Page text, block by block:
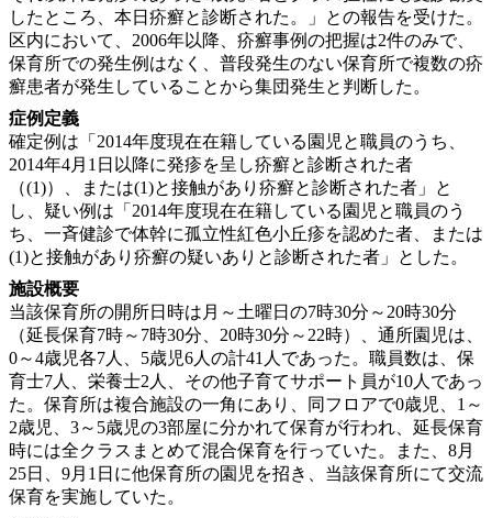
したところ、本日疥癬と診断された。」との報告を受けた。
区内において、2006年以降、疥癬事例の把握は2件のみで、
保育所での発生例はなく、普段発生のない保育所で複数の疥
癬患者が発生していることから集団発生と判断した。
症例定義
確定例は「2014年度現在在籍している園児と職員のうち、
2014年4月1日以降に発疹を呈し疥癬と診断された者
（(1)）、または(1)と接触があり疥癬と診断された者」と
し、疑い例は「2014年度現在在籍している園児と職員のう
ち、一斉健診で体幹に孤立性紅色小丘疹を認めた者、または
(1)と接触があり疥癬の疑いありと診断された者」とした。
施設概要
当該保育所の開所日時は月～土曜日の7時30分～20時30分
（延長保育7時～7時30分、20時30分～22時）、通所園児は、
0～4歳児各7人、5歳児6人の計41人であった。職員数は、保
育士7人、栄養士2人、その他子育てサポート員が10人であっ
た。保育所は複合施設の一角にあり、同フロアで0歳児、1～
2歳児、3～5歳児の3部屋に分かれて保育が行われ、延長保育
時には全クラスまとめて混合保育を行っていた。また、8月
25日、9月1日に他保育所の園児を招き、当該保育所にて交流
保育を実施していた。